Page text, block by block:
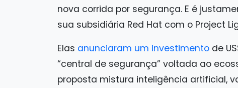
nova corrida por segurança. E é
sua subsidiária Red Hat com o Project
Elas anunciaram um investimento de
“central de segurança” voltada ao
proposta mistura inteligência artificial,